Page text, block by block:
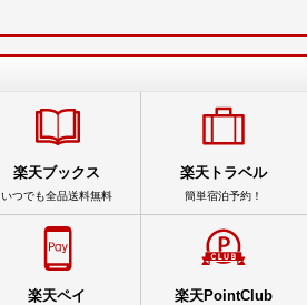
楽天ブックス
いつでも全品送料無料
楽天トラベル
簡単宿泊予約！
楽天ペイ 楽天PointClub